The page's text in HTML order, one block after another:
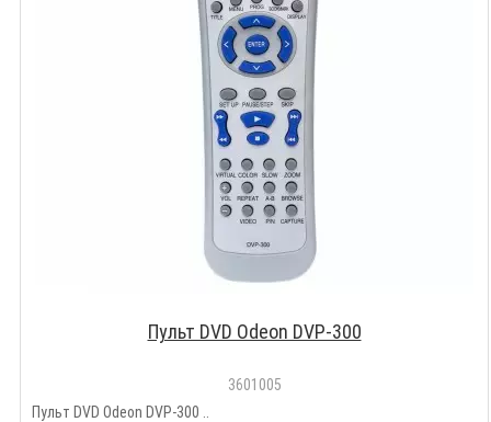
Пульт DVD Odeon DVP-300
3601005
Пульт DVD Odeon DVP-300 ..